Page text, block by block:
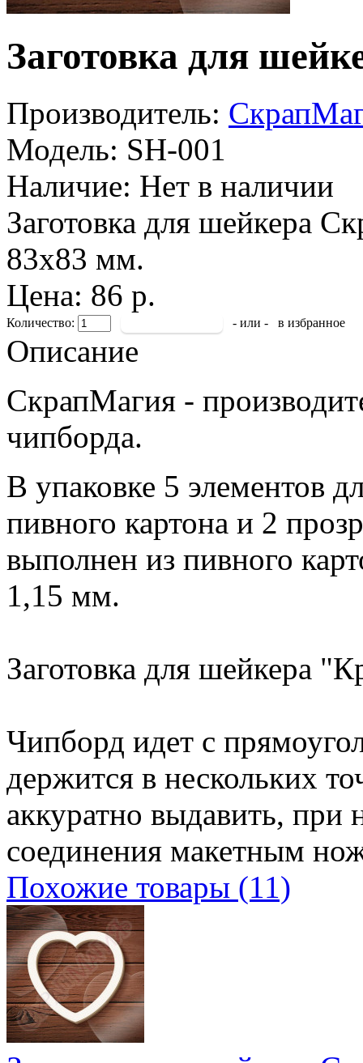
Заготовка для
Производитель:
Модель: SH-001
Наличие: Нет в наличии
Заготовка для шейкера
83х83 мм.
Цена: 86 р.
Количество: - или - в избранное
Описание
СкрапМагия -
чипборда.
В упаковке 5 элементов
пивного картона и 2
выполнен из пивного
1,15 мм.
Заготовка для шейкера
Чипборд идет с
держится в нескольких
аккуратно выдавить, при
соединения макетным
Похожие товары (11)